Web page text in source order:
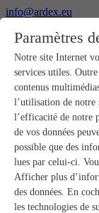
info@ardex.eu
Français
Produits
Aperçu
Gros-
Pose de
Enduits
Paramètres
Notre site Internet
services utiles.
contenus
l’utilisation de notre
l’efficacité de notre
de vos données
possible que des
lues par celui-ci.
Afficher plus
des données. En
les technologies de